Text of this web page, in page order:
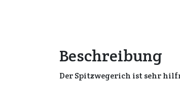
Beschreibung
Der Spitzwegerich ist sehr